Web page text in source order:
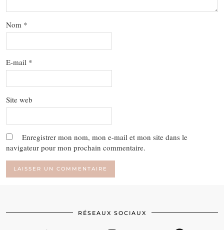
Nom *
E-mail *
Site web
Enregistrer mon nom, mon e-mail et mon site dans le
navigateur pour mon prochain commentaire.
RÉSEAUX SOCIAUX